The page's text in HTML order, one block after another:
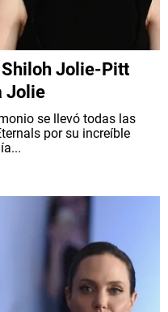
de Privacidad
reservados.
Jolie-Pitt
Jolie
se llevó todas las
por su increíble